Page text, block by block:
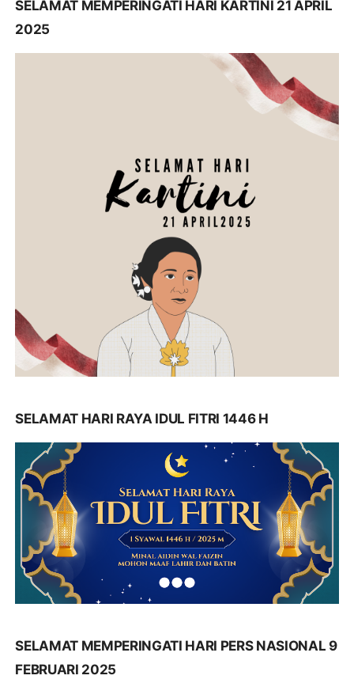
SELAMAT MEMPERINGATI HARI KARTINI 21 APRIL
2025
SELAMAT HARI RAYA IDUL FITRI 1446 H
SELAMAT MEMPERINGATI HARI PERS NASIONAL 9
FEBRUARI 2025